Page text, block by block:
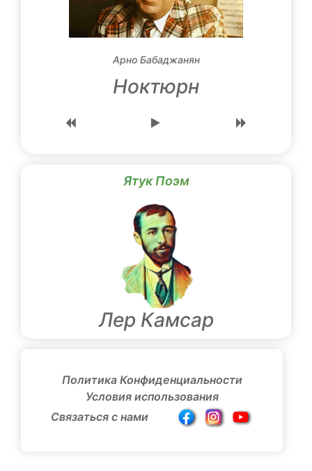
Арно Бабаджанян
Ноктюрн
Ятук Поэм
Лер Камсар
Политика Конфиденциальности
Условия использования
Связаться с нами